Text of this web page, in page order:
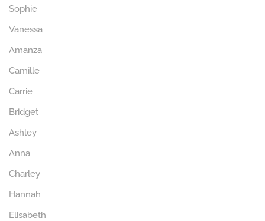
Sophie
Vanessa
Amanza
Camille
Carrie
Bridget
Ashley
Anna
Charley
Hannah
Elisabeth